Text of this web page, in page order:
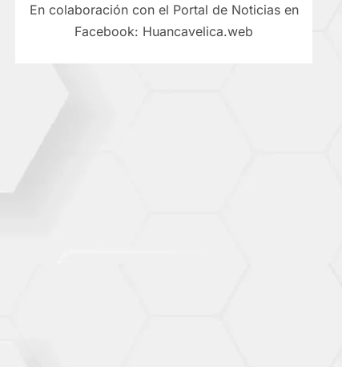
En colaboración con el Portal de Noticias en
Facebook: Huancavelica.web